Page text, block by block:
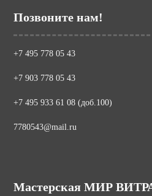
Позвоните нам!
+7 495 778 05 43
+7 903 778 05 43
+7 495 933 61 08 (доб.100)
7780543@mail.ru
Мастерская МИР